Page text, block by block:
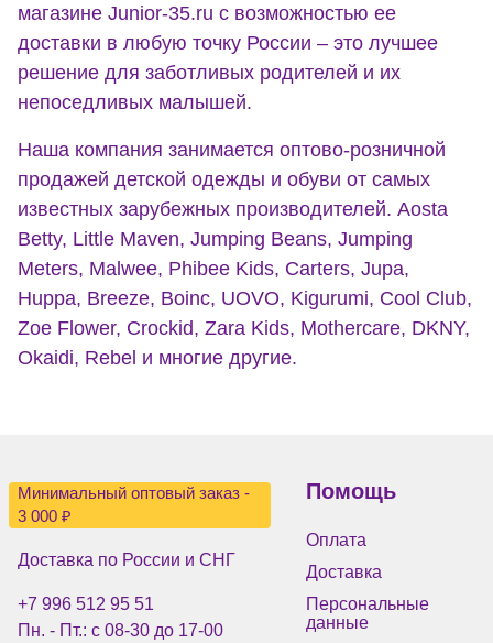
магазине Junior-35.ru с возможностью ее
доставки в любую точку России – это лучшее
решение для заботливых родителей и их
непоседливых малышей.
Наша компания занимается оптово-розничной
продажей детской одежды и обуви от самых
известных зарубежных производителей. Aosta
Betty, Little Maven, Jumping Beans, Jumping
Meters, Malwee, Phibee Kids, Carters, Jupa,
Huppa, Breeze, Boinc, UOVO, Kigurumi, Cool Club,
Zoe Flower, Crockid, Zara Kids, Mothercare, DKNY,
Okaidi, Rebel и многие другие.
Минимальный оптовый заказ -
3 000 ₽
Доставка по России и СНГ
+7 996 512 95 51
Пн. - Пт.: с 08-30 до 17-00
Помощь
Оплата
Доставка
Персональные
данные